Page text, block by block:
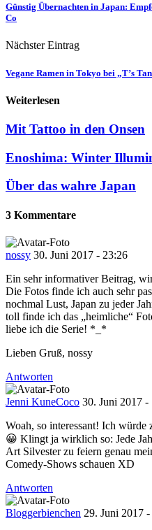
Günstig Übernachten in Japan:
Co
Nächster Eintrag
Vegane Ramen in Tokyo bei „T’s
Weiterlesen
Mit Tattoo in den Onsen
Enoshima: Winter
Über das wahre Japan
3 Kommentare
nossy 30. Juni 2017 - 23:26
Ein sehr informativer Beitrag,
Die Fotos finde ich auch sehr
nochmal Lust, Japan zu jeder
toll finde ich das „heimliche“
liebe ich die Serie! *_*
Lieben Gruß, nossy
Antworten
Jenni KuneCoco 30. Juni 2017 -
Woah, so interessant! Ich würde
😀 Klingt ja wirklich so: Jede
Art Silvester zu feiern genau
Comedy-Shows schauen XD
Antworten
Bloggerbienchen 29. Juni 2017